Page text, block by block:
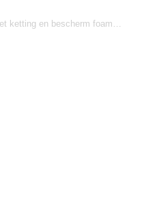
ketting en bescherm foam…